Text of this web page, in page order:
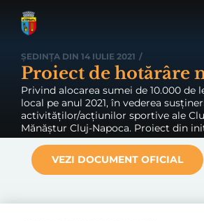
ȘEDINȚA DIN 14 IULIE 2021 /
Proiect de hotărâre
Privind alocarea sumei de 10.000 de
local pe anul 2021, în vederea
activităților/acțiunilor sportive ale
Mănăștur Cluj-Napoca. Proiect din
VEZI DOCUMENT OFICIAL